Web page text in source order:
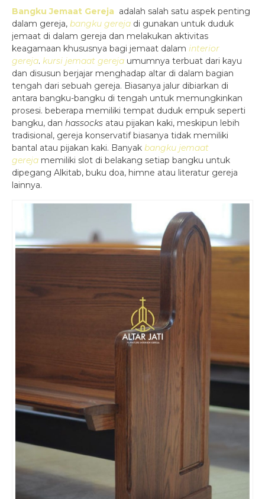
Bangku Jemaat Gereja adalah salah satu aspek penting
dalam gereja, bangku gereja di gunakan untuk duduk
jemaat di dalam gereja dan melakukan aktivitas
keagamaan khususnya bagi jemaat dalam interior
gereja. kursi jemaat gereja umumnya terbuat dari kayu
dan disusun berjajar menghadap altar di dalam bagian
tengah dari sebuah gereja. Biasanya jalur dibiarkan di
antara bangku-bangku di tengah untuk memungkinkan
prosesi. beberapa memiliki tempat duduk empuk seperti
bangku, dan hassocks atau pijakan kaki, meskipun lebih
tradisional, gereja konservatif biasanya tidak memiliki
bantal atau pijakan kaki. Banyak bangku jemaat
gereja memiliki slot di belakang setiap bangku untuk
dipegang Alkitab, buku doa, himne atau literatur gereja
lainnya.